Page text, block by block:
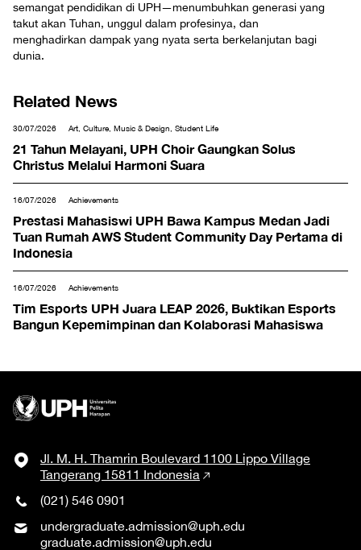
semangat pendidikan di UPH—menumbuhkan generasi yang
takut akan Tuhan, unggul dalam profesinya, dan
menghadirkan dampak yang nyata serta berkelanjutan bagi
dunia.
Related News
30/07/2026 Art, Culture, Music & Design, Student Life
21 Tahun Melayani, UPH Choir Gaungkan Solus
Christus Melalui Harmoni Suara
16/07/2026 Achievements
Prestasi Mahasiswi UPH Bawa Kampus Medan Jadi
Tuan Rumah AWS Student Community Day Pertama di
Indonesia
16/07/2026 Achievements
Tim Esports UPH Juara LEAP 2026, Buktikan Esports
Bangun Kepemimpinan dan Kolaborasi Mahasiswa
Jl. M. H. Thamrin Boulevard 1100 Lippo Village
Tangerang 15811 Indonesia
(021) 546 0901
undergraduate.admission@uph.edu
graduate.admission@uph.edu